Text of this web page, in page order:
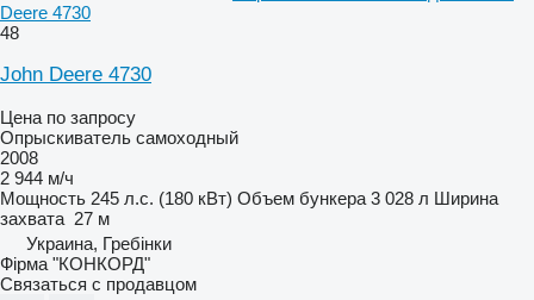
Deere 4730
48
John Deere 4730
Цена по запросу
Опрыскиватель самоходный
2008
2 944 м/ч
Мощность 245 л.с. (180 кВт) Объем бункера 3 028 л Ширина
захвата 27 м
Украина, Гребінки
Фірма "КОНКОРД"
Связаться с продавцом